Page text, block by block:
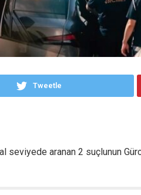
Tweetle
seviyede aranan 2 suçlunun